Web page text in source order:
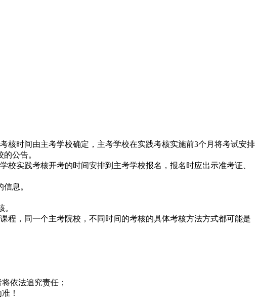
核时间由主考学校确定，主考学校在实践考核实施前3个月将考试安排
公告。
实践考核开考的时间安排到主考学校报名，报名时应出示准考证、
息。
程，同一个主考院校，不同时间的考核的具体考核方法方式都可能是
依法追究责任；
！